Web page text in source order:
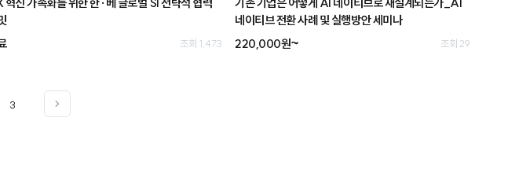
조회 1,473
네이티브 전환 사례 및 실행방안 세미나
220,000원~
조회 29
3